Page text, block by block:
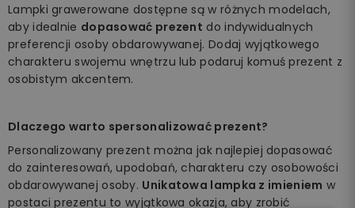
Lampki grawerowane dostępne są w różnych modelach,
aby idealnie dopasować prezent do indywidualnych
preferencji osoby obdarowywanej. Dodaj wyjątkowego
charakteru swojemu wnętrzu lub podaruj komuś prezent z
osobistym akcentem.
Dlaczego warto spersonalizować prezent?
Personalizowany prezent można jak najlepiej dopasować
do zainteresowań, upodobań, charakteru czy osobowości
obdarowywanej osoby. Unikatowa lampka z imieniem w
postaci prezentu to wyjątkowa okazja, aby zrobić